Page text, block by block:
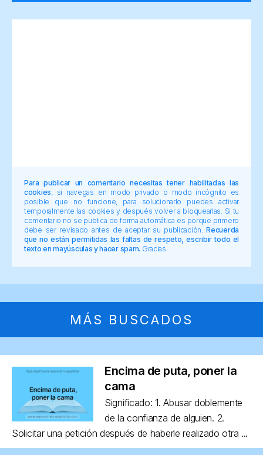
Para publicar un comentario necesitas tener habilitadas las
cookies , si navegas en modo privado o modo incógnito es
posible que no funcione, para solucionarlo puedes activar
temporalmente las cookies y después volver a bloquearlas. Si tu
comentario no se publica de forma automática es porque primero
debe ser revisado antes de aceptar su publicación.Recuerda
que no están permitidas las faltas de respeto, escribir todo el
texto en mayúsculas y hacer spam. Gracias.
MÁS BUSCADOS
Encima de puta, poner la
cama
Significado: 1. Abusar doblemente
de la confianza de alguien. 2.
Solicitar una petición después de haberle realizado otra ...